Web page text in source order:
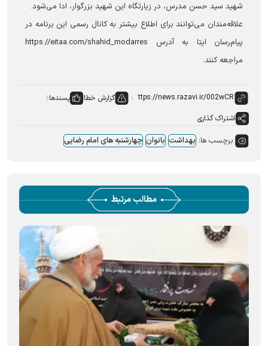
شهید سید حسن مدرس، در زیارتگاه این شهید بزرگوار، ادا می‌شود.
علاقه‌مندان می‌توانند برای اطلاع بیشتر به کانال رسمی این برنامه در
پیام‌رسان ایتا به آدرس https://eitaa.com/shahid_modarres
مراجعه کنند.
گزارش خطا
پسندها:
اشتراک گذاری
برچسب ها: بهداشت بانوان چهارشنبه های امام رضایی
مطالب مرتبط